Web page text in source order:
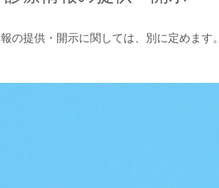
の提供・開示に関しては、別に定めます。